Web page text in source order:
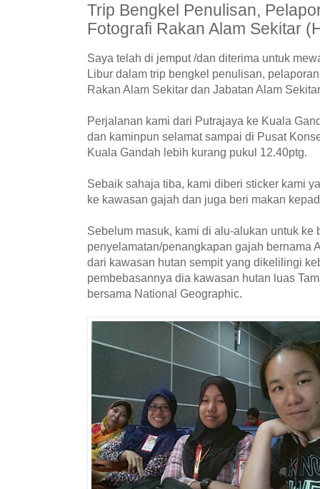
Trip Bengkel Penulisan,
Fotografi Rakan Alam Sekitar
Saya telah di jemput /dan diterima untuk
Libur dalam trip bengkel penulisan,
Rakan Alam Sekitar dan Jabatan Alam
Perjalanan kami dari Putrajaya ke Kuala
dan kaminpun selamat sampai di Pusat
Kuala Gandah lebih kurang pukul 12.40ptg.
Sebaik sahaja tiba, kami diberi sticker kami
ke kawasan gajah dan juga beri makan
Sebelum masuk, kami di alu-alukan untuk ke
penyelamatan/penangkapan gajah bernama
dari kawasan hutan sempit yang dikelilingi
pembebasannya dia kawasan hutan luas
bersama National Geographic.